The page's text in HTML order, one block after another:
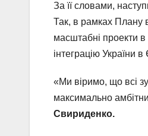
За її словами,
Так, в рамках Плану
масштабні проекти в
інтеграцію України
«Ми віримо, що всі
максимально
Свириденко.